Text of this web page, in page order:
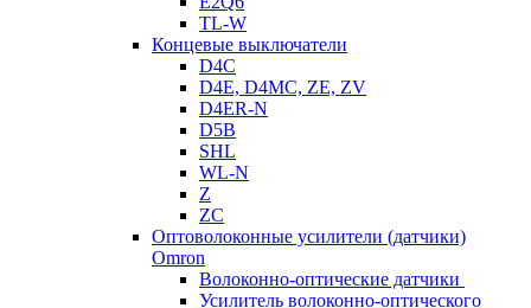
TL-W
Концевые выключатели
D4C
D4E, D4MC, ZE, ZV
D4ER-N
D5B
SHL
WL-N
Z
ZC
Оптоволоконные усилители (датчики)
Omron
Волоконно-оптические датчики
Усилитель волоконно-оптического